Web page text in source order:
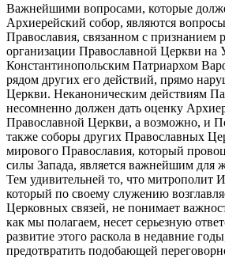
Важнейшими вопросами, которые
Архиерейский собор, являются
Православия, связанном с признанием
организации Православной Церкви на
Константинопольским Патриархом
рядом других его действий, прямо
Церкви. Неканоническим действиям
несомненно должен дать оценку
Православной Церкви, а возможно, и
также соборы других Православных
мирового Православия, который
силы Запада, является важнейшим для
Тем удивительней то, что митрополит
который по своему служению
Церковных связей, не понимает
как мы полагаем, несет серьезную
развитие этого раскола в недавние
предотвратить подобающей